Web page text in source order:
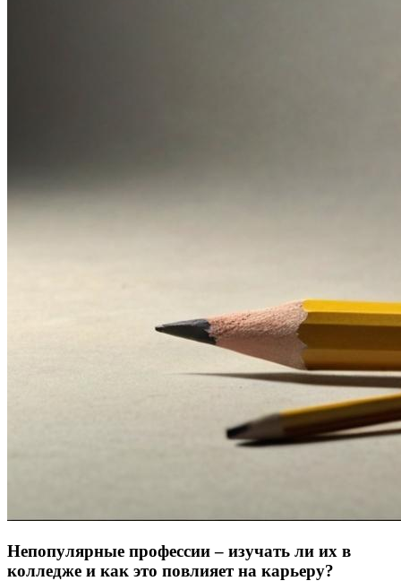
Непопулярные профессии – изучать ли их в
колледже и как это повлияет на карьеру?